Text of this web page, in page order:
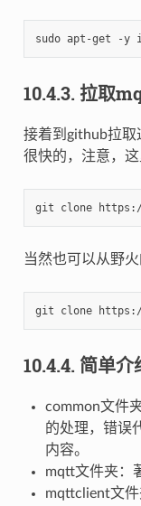
10.4.3. 拉取
接着到github拉取
很快的，注意，
当然也可以从野火
10.4.4. 简单
common文件
的处理，错误
内容。
mqtt文件夹：
mqttclient文